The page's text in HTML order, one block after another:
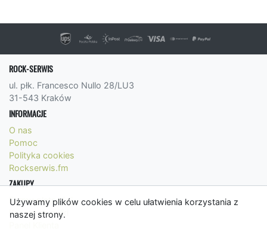
Używamy plików cookies w celu ułatwienia korzystania z
naszej strony.
ROCK-SERWIS
ul. płk. Francesco Nullo 28/LU3
31-543 Kraków
INFORMACJE
O nas
Pomoc
Polityka cookies
Rockserwis.fm
ZAKUPY
Formy płatności
Koszty wysyłki